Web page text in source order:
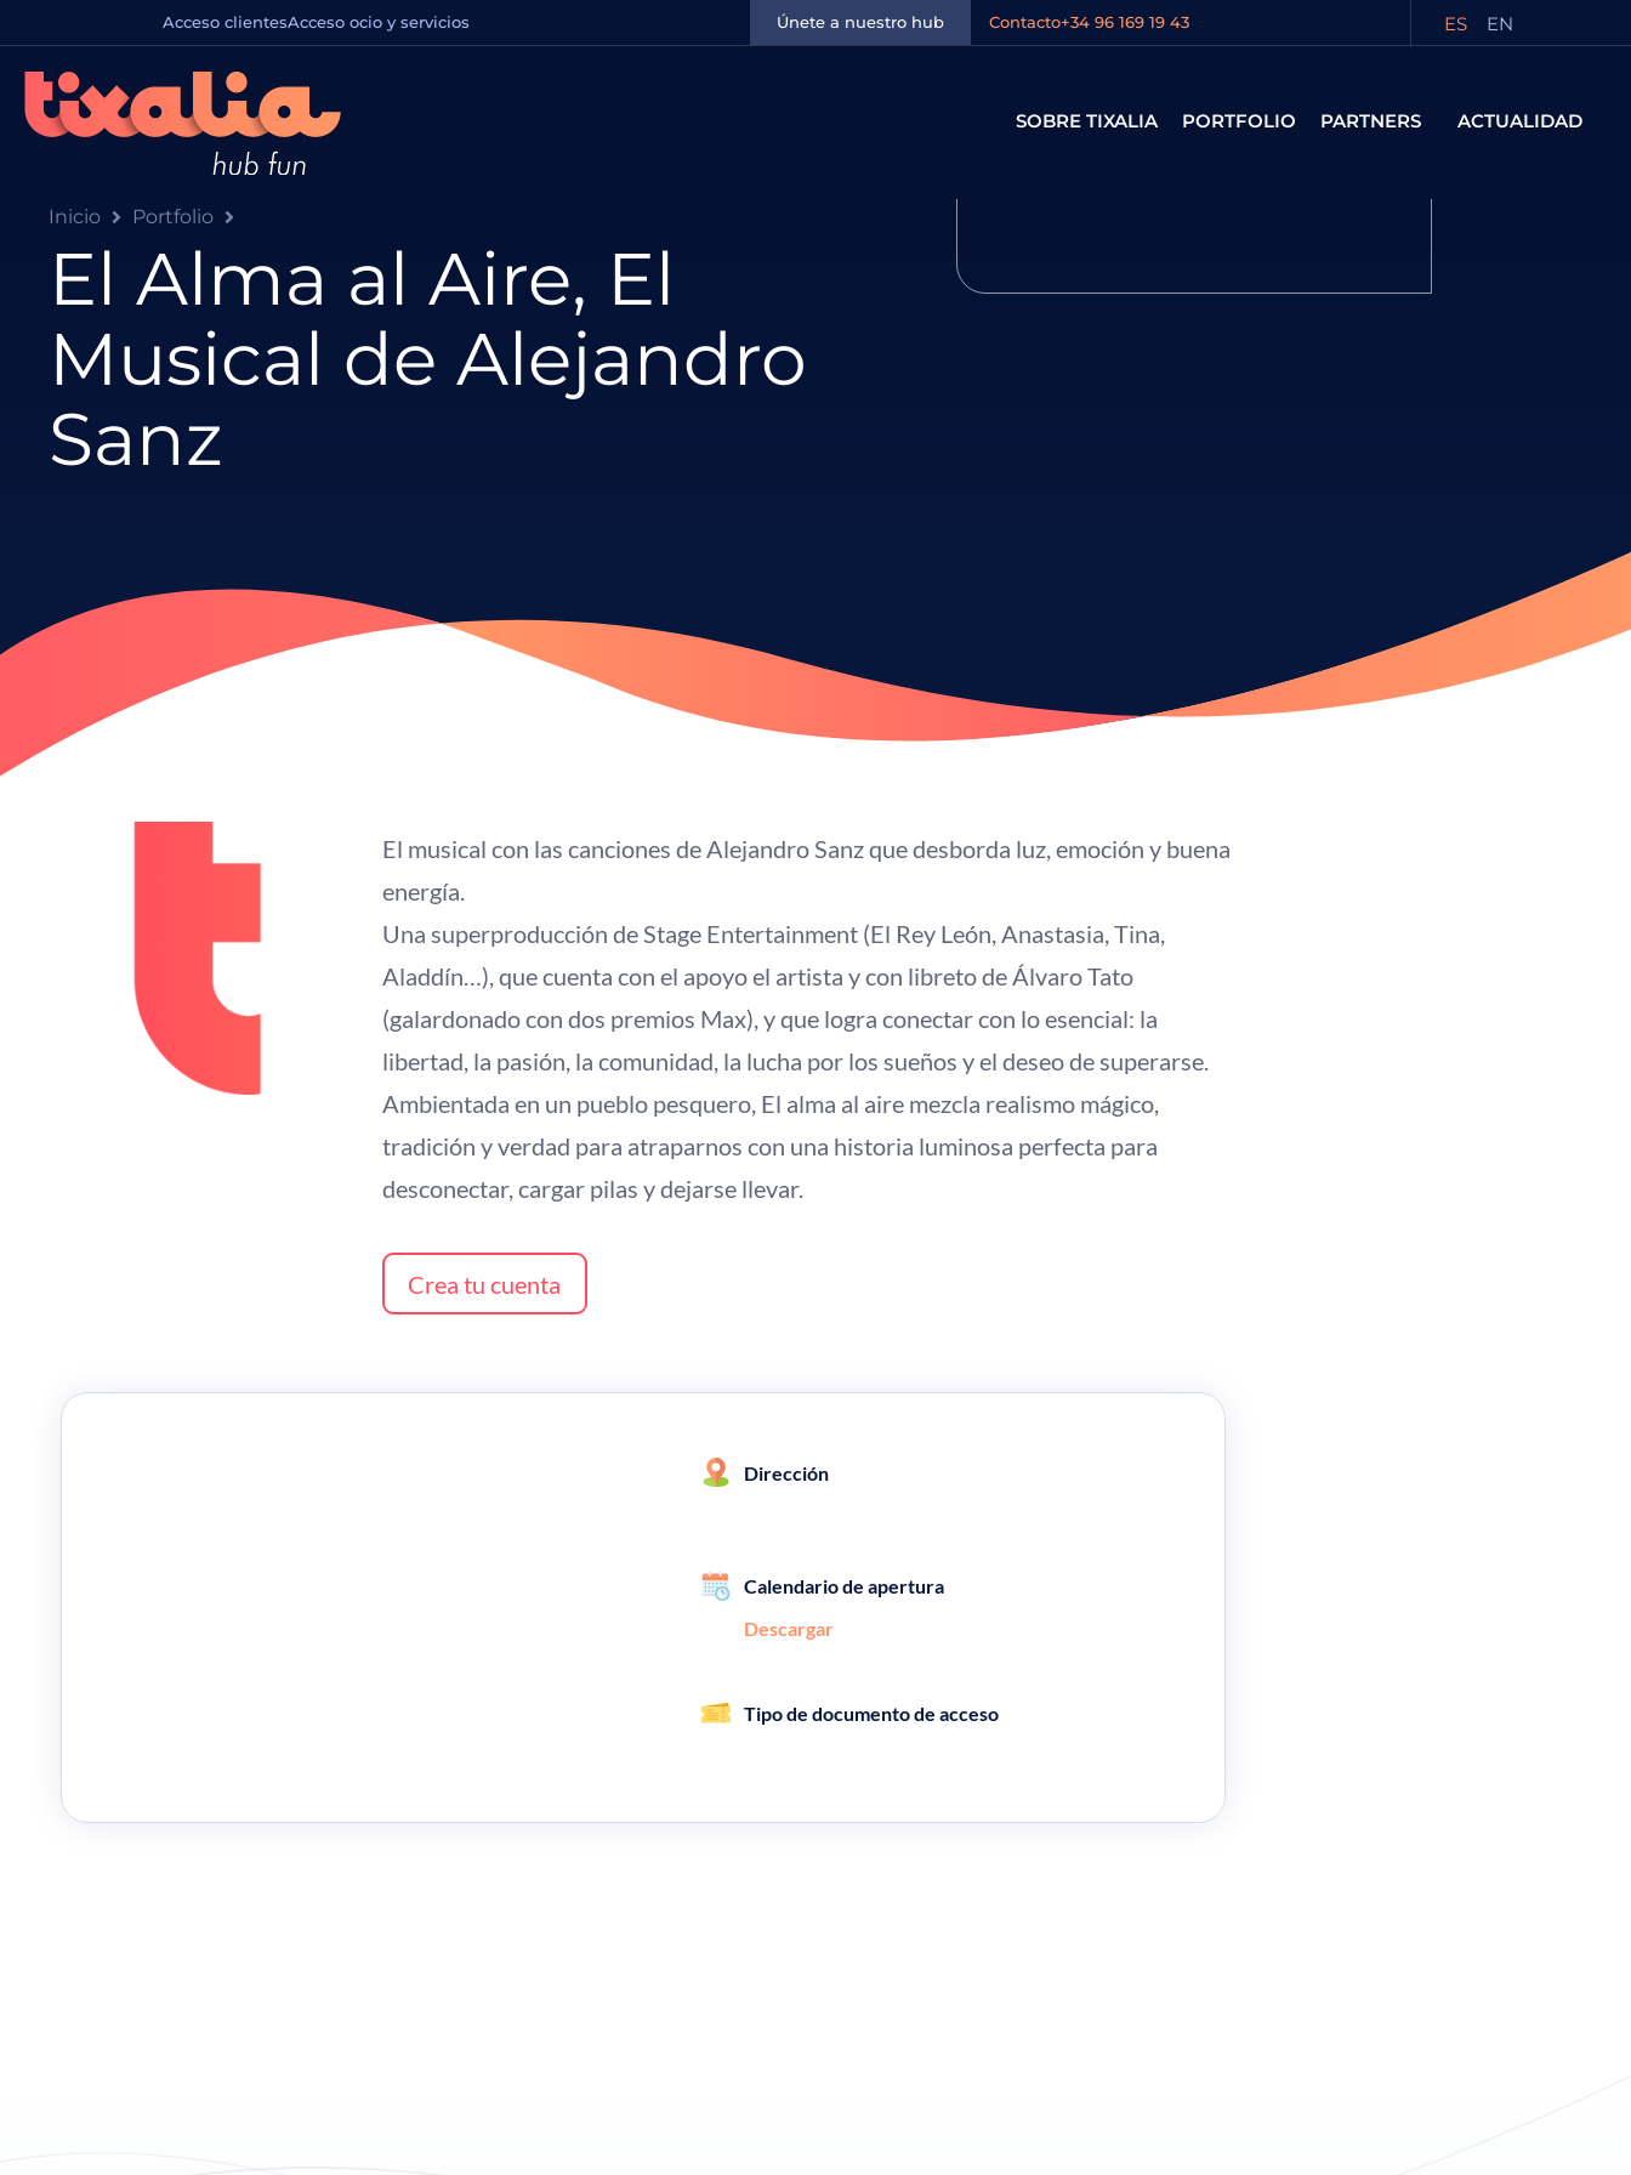
Acceso clientesAcceso ocio y servicios Únete a nuestro hub Contacto+34 96 169 19 43 ES EN
SOBRE TIXALIA PORTFOLIO PARTNERS ACTUALIDAD
Inicio Portfolio
El Alma al Aire, El
Musical de Alejandro
Sanz
El musical con las canciones de Alejandro Sanz que desborda luz, emoción y buena
energía.
Una superproducción de Stage Entertainment (El Rey León, Anastasia, Tina,
Aladdín…), que cuenta con el apoyo el artista y con libreto de Álvaro Tato
(galardonado con dos premios Max), y que logra conectar con lo esencial: la
libertad, la pasión, la comunidad, la lucha por los sueños y el deseo de superarse.
Ambientada en un pueblo pesquero, El alma al aire mezcla realismo mágico,
tradición y verdad para atraparnos con una historia luminosa perfecta para
desconectar, cargar pilas y dejarse llevar.
Crea tu cuenta
Dirección
Calendario de apertura
Descargar
Tipo de documento de acceso